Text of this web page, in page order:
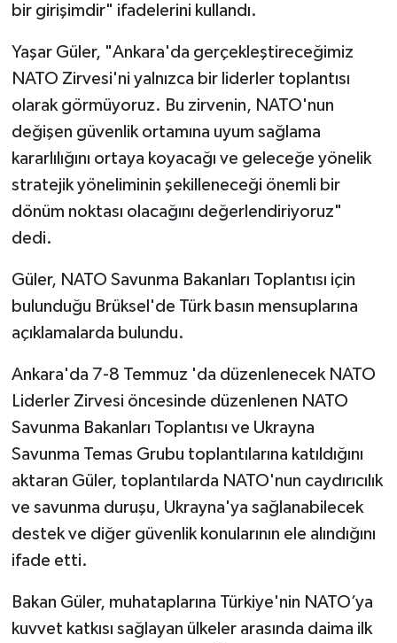
bir girişimdir" ifadelerini kullandı.
Yaşar Güler, "Ankara'da gerçekleştireceğimiz
NATO Zirvesi'ni yalnızca bir liderler toplantısı
olarak görmüyoruz. Bu zirvenin, NATO'nun
değişen güvenlik ortamına uyum sağlama
kararlılığını ortaya koyacağı ve geleceğe yönelik
stratejik yöneliminin şekilleneceği önemli bir
dönüm noktası olacağını değerlendiriyoruz"
dedi.
Güler, NATO Savunma Bakanları Toplantısı için
bulunduğu Brüksel'de Türk basın mensuplarına
açıklamalarda bulundu.
Ankara'da 7-8 Temmuz 'da düzenlenecek NATO
Liderler Zirvesi öncesinde düzenlenen NATO
Savunma Bakanları Toplantısı ve Ukrayna
Savunma Temas Grubu toplantılarına katıldığını
aktaran Güler, toplantılarda NATO'nun caydırıcılık
ve savunma duruşu, Ukrayna'ya sağlanabilecek
destek ve diğer güvenlik konularının ele alındığını
ifade etti.
Bakan Güler, muhataplarına Türkiye'nin NATO’ya
kuvvet katkısı sağlayan ülkeler arasında daima ilk